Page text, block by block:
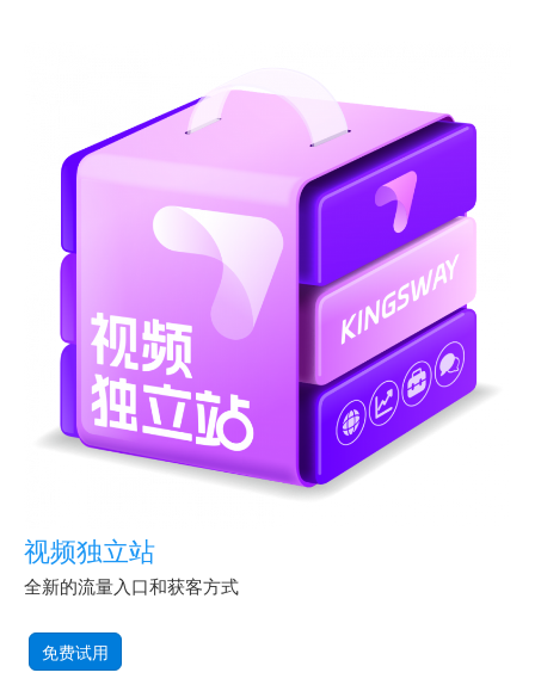
视频独立站
全新的流量入口和获客方式
免费试用